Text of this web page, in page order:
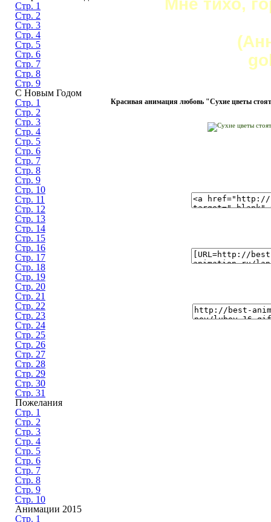
Стр. 1
Стр. 2
Стр. 3
Стр. 4
Стр. 5
Стр. 6
Стр. 7
Стр. 8
Стр. 9
С Новым Годом
Стр. 1
Стр. 2
Стр. 3
Стр. 4
Стр. 5
Стр. 6
Стр. 7
Стр. 8
Стр. 9
Стр. 10
Стр. 11
Стр. 12
Стр. 13
Стр. 14
Стр. 15
Стр. 16
Стр. 17
Стр. 18
Стр. 19
Стр. 20
Стр. 21
Стр. 22
Стр. 23
Стр. 24
Стр. 25
Стр. 26
Стр. 27
Стр. 28
Стр. 29
Стр. 30
Стр. 31
Пожелания
Стр. 1
Стр. 2
Стр. 3
Стр. 4
Стр. 5
Стр. 6
Стр. 7
Стр. 8
Стр. 9
Стр. 10
Анимации 2015
Стр. 1
Красивая анимация любовь "Сухие цветы